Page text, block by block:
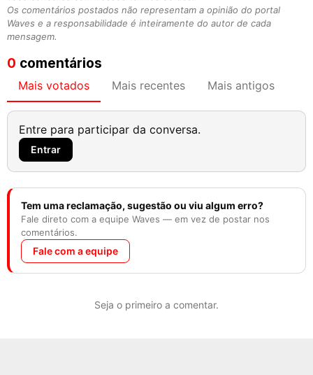
Os comentários postados não representam a opinião do portal
Waves e a responsabilidade é inteiramente do autor de cada
mensagem.
0 comentários
Mais votados Mais recentes Mais antigos
Entre para participar da conversa.
Entrar
Tem uma reclamação, sugestão ou viu algum erro?
Fale direto com a equipe Waves — em vez de postar nos
comentários.
Fale com a equipe
Seja o primeiro a comentar.